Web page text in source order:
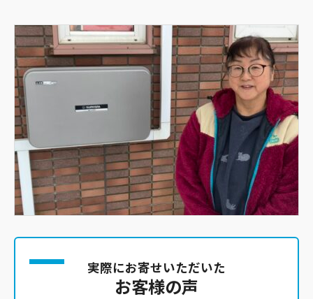
実際にお寄せいただいた
お客様の声